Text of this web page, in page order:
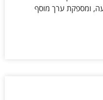
ומספקת ערך מוסף